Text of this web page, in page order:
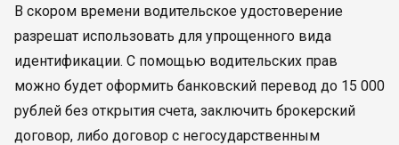
В скором времени водительское удостоверение
разрешат использовать для упрощенного вида
идентификации. С помощью водительских прав
можно будет оформить банковский перевод до 15 000
рублей без открытия счета, заключить брокерский
договор, либо договор с негосударственным